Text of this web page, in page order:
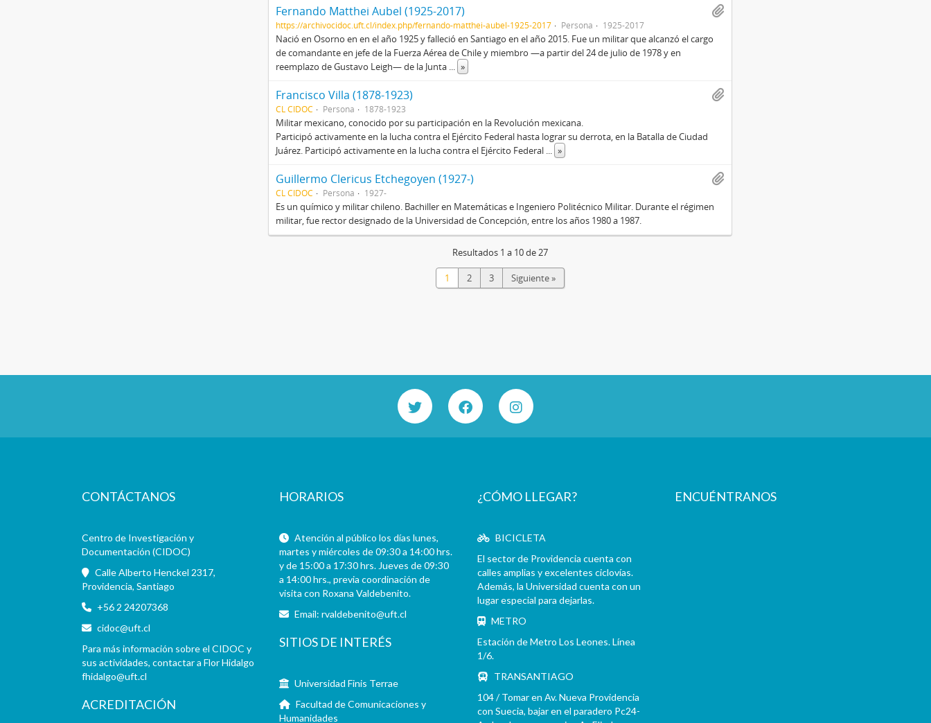
Fernando Matthei Aubel (1925-2017)
https://archivocidoc.uft.cl/index.php/fernando-matthei-aubel-1925-2017 Persona 1925-2017
Nació en Osorno en en el año 1925 y falleció en Santiago en el año 2015. Fue un militar que alcanzó el cargo
de comandante en jefe de la Fuerza Aérea de Chile y miembro —a partir del 24 de julio de 1978 y en
reemplazo de Gustavo Leigh— de la Junta ... »
Francisco Villa (1878-1923)
CL CIDOC Persona 1878-1923
Militar mexicano, conocido por su participación en la Revolución mexicana.
Participó activamente en la lucha contra el Ejército Federal hasta lograr su derrota, en la Batalla de Ciudad
Juárez. Participó activamente en la lucha contra el Ejército Federal ... »
Guillermo Clericus Etchegoyen (1927-)
CL CIDOC Persona 1927-
Es un químico y militar chileno. Bachiller en Matemáticas e Ingeniero Politécnico Militar. Durante el régimen
militar, fue rector designado de la Universidad de Concepción, entre los años 1980 a 1987.
Resultados 1 a 10 de 27
1 2 3 Siguiente »
CONTÁCTANOS
Centro de Investigación y
Documentación (CIDOC)
Calle Alberto Henckel 2317,
Providencia, Santiago
+56 2 24207368
cidoc@uft.cl
Para más información sobre el CIDOC y
sus actividades, contactar a Flor Hidalgo
fhidalgo@uft.cl
ACREDITACIÓN
HORARIOS
Atención al público los días lunes,
martes y miércoles de 09:30 a 14:00 hrs.
y de 15:00 a 17:30 hrs. Jueves de 09:30
a 14:00 hrs., previa coordinación de
visita con Roxana Valdebenito.
Email:rvaldebenito@uft.cl
SITIOS DE INTERÉS
Universidad Finis Terrae
Facultad de Comunicaciones y
Humanidades
¿CÓMO LLEGAR?
BICICLETA
El sector de Providencia cuenta con
calles amplias y excelentes ciclovías.
Además, la Universidad cuenta con un
lugar especial para dejarlas.
METRO
Estación de Metro Los Leones. Línea
1/6.
TRANSANTIAGO
104 / Tomar en Av. Nueva Providencia
con Suecia, bajar en el paradero Pc24-
ENCUÉNTRANOS